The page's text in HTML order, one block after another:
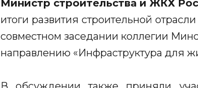
Министр строительства и ЖКХ
итоги развития строительной
совместном заседании коллегии
направлению «Инфраструктура для